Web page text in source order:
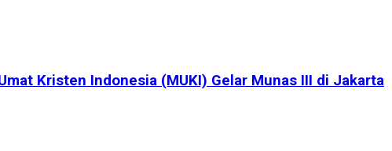
Kristen Indonesia (MUKI) Gelar Munas III di Jakarta